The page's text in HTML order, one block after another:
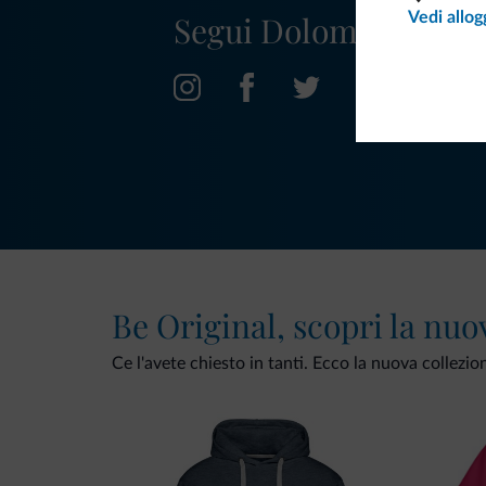
Vedi
Segui Dolomiti.it
Be Original, scopri la
Ce l'avete chiesto in tanti. Ecco la nuova